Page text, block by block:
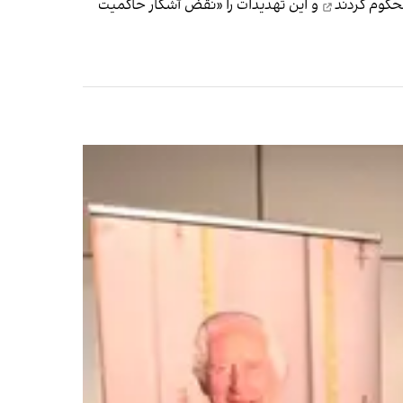
کردند و این تهدیدات را «نقض آشکار حاکمیت